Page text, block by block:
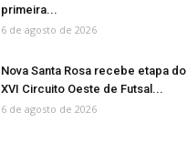
primeira...
6 de agosto de 2026
Nova Santa Rosa recebe etapa do
XVI Circuito Oeste de Futsal...
6 de agosto de 2026